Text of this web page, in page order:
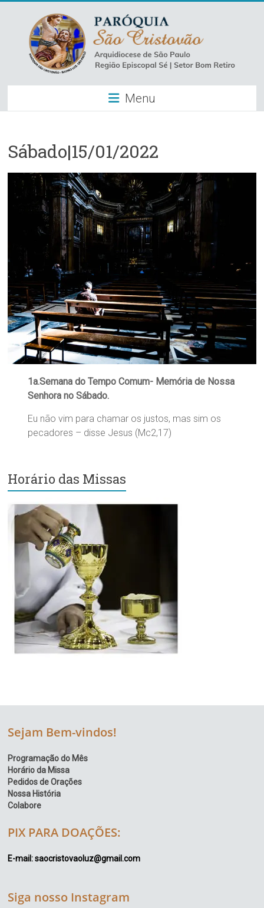
content
Paróquia
São
–
Luz
Arquidiocese
Região
Episcopal
Sé
–
Setor
Bom
Retiro
Menu
Sábado|15/01/2022
1a.Semana do Tempo Comum- Memória de Nossa
Senhora no Sábado.
Eu não vim para chamar os justos, mas sim os
pecadores – disse Jesus (Mc2,17)
Horário das Missas
Sejam Bem-vindos!
Programação do Mês
Horário da Missa
Pedidos de Orações
Nossa História
Colabore
PIX PARA DOAÇÕES:
E-mail: saocristovaoluz@gmail.com
Siga nosso Instagram